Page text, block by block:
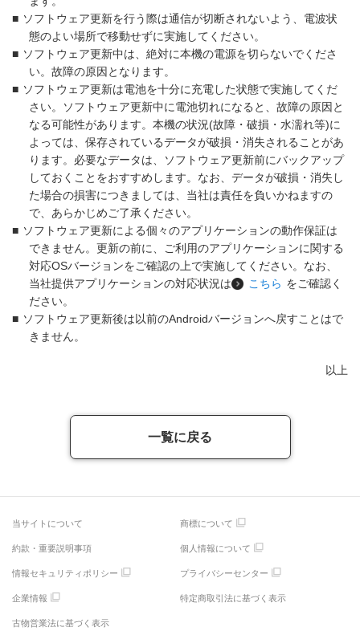
■ ソフトウェア更新を行う際は通信が切断されないよう、電波状
態のよい場所で移動せずに実施してください。
■ ソフトウェア更新中は、絶対に本機の電源を切らないでくださ
い。故障の原因となります。
■ ソフトウェア更新は電池を十分に充電した状態で実施してくだ
さい。ソフトウェア更新中に電池切れになると、故障の原因と
なる可能性があります。本機の状況(故障・破損・水濡れ等)に
よっては、保存されているデータが破損・消失されることがあ
ります。必要なデータは、ソフトウェア更新前にバックアップ
しておくことをおすすめします。なお、データが破損・消失し
た場合の損害につきましては、当社は責任を負いかねますの
で、あらかじめご了承ください。
■ ソフトウェア更新による個々のアプリケーションの動作保証は
できません。更新の前に、ご利用のアプリケーションに関する
対応OSバージョンをご確認の上で実施してください。なお、
当社提供アプリケーションの対応状況は
こちら をご確認く
ださい。
■ ソフトウェア更新後は以前のAndroidバージョンへ戻すことはで
きません。
以上
一覧に戻る
当サイトについて 商標について
約款・重要説明事項 個人情報について
情報セキュリティポリシー プライバシーセンター
企業情報 特定商取引法に基づく表示
古物営業法に基づく表示